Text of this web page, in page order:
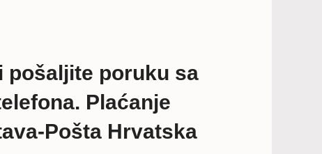
pošaljite poruku sa
Plaćanje
Pošta Hrvatska